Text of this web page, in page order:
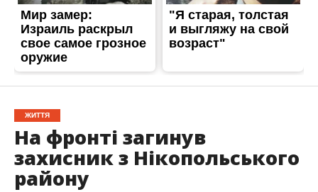
ЖИТТЯ
На фронті загинув
захисник з Нікопольського
району